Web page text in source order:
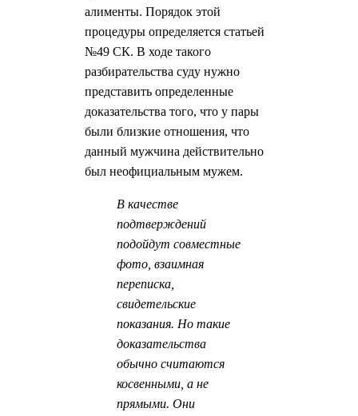
алименты. Порядок этой
процедуры определяется статьей
№49 СК. В ходе такого
разбирательства суду нужно
представить определенные
доказательства того, что у пары
были близкие отношения, что
данный мужчина действительно
был неофициальным мужем.
В качестве
подтверждений
подойдут совместные
фото, взаимная
переписка,
свидетельские
показания. Но такие
доказательства
обычно считаются
косвенными, а не
прямыми. Они